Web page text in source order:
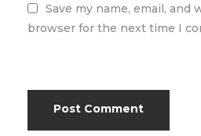
Save my name, email, and
browser for the next time I